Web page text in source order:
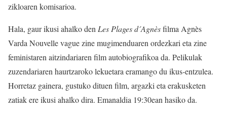
zikloaren komisarioa.
Hala, gaur ikusi ahalko den Les Plages d´Agnèsfilma Agnès
Varda Nouvelle vague zine mugimenduaren ordezkari eta zine
feministaren aitzindariaren film autobiografikoa da. Pelikulak
zuzendariaren haurtzaroko lekuetara eramango du ikus-entzulea.
Horretaz gainera, gustuko dituen film, argazki eta erakusketen
zatiak ere ikusi ahalko dira. Emanaldia 19:30ean hasiko da.